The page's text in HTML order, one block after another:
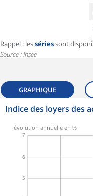
Rappel : lessériessont
Source : Insee
GRAPHIQUE
Indice des loyers des
5
6
7
évolution annuelle en %